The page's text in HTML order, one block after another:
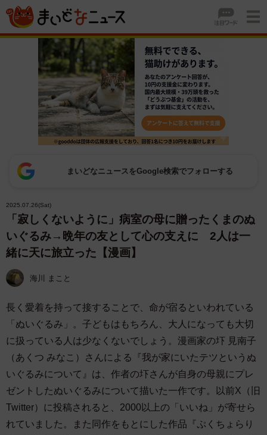
まいどなニュースをGoogle検索でフォローする
2025.07.26(Sat)
「寂しくないように」病室の母に贈ったくまのぬ
いぐるみ→晩年の友として心の支えに 2人は一
緒に天に旅立った【漫画】
海川 まこと
長く愛着を持って接することで、命が宿るといわれている
「ぬいぐるみ」。子どもはもちろん、大人になっても大切
に扱っている人は少なくないでしょう。漫画家の圷 見南子
（あくつ みなこ）さんによる『我が家にいたテツというぬ
いぐるみについて』は、作者の圷さんが自身の母親にプレ
ゼントしたぬいぐるみについて描いた一作です。以前X（旧
Twitter）に投稿されると、2000以上の「いいね」が寄せら
れていました。また同作をもとにした作品『ぷくちょらり